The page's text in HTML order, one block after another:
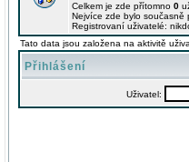
Celkem je zde přítomno 0
Nejvíce zde bylo současně
Registrovaní uživatelé:
Tato data jsou založena na aktivitě
Přihlášení
Uživatel: